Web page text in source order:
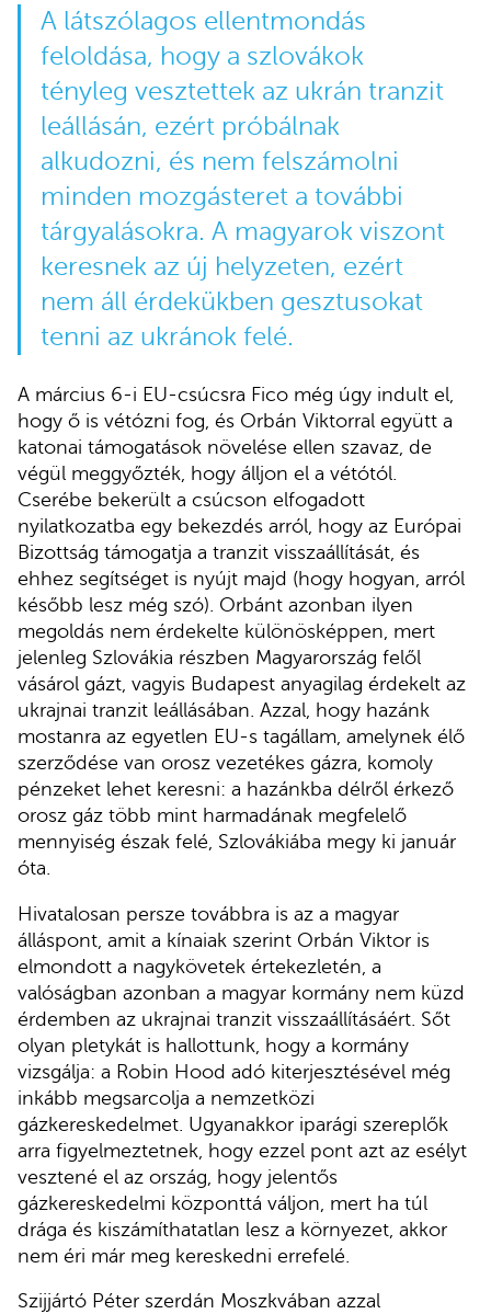
A látszólagos ellentmondás
feloldása, hogy a szlovákok
tényleg vesztettek az ukrán tranzit
leállásán, ezért próbálnak
alkudozni, és nem felszámolni
minden mozgásteret a további
tárgyalásokra. A magyarok viszont
keresnek az új helyzeten, ezért
nem áll érdekükben gesztusokat
tenni az ukránok felé.
A március 6-i EU-csúcsra Fico még úgy indult el,
hogy ő is vétózni fog, és Orbán Viktorral együtt a
katonai támogatások növelése ellen szavaz, de
végül meggyőzték, hogy álljon el a vétótól.
Cserébe bekerült a csúcson elfogadott
nyilatkozatba egy bekezdés arról, hogy az Európai
Bizottság támogatja a tranzit visszaállítását, és
ehhez segítséget is nyújt majd (hogy hogyan, arról
később lesz még szó). Orbánt azonban ilyen
megoldás nem érdekelte különösképpen, mert
jelenleg Szlovákia részben Magyarország felől
vásárol gázt, vagyis Budapest anyagilag érdekelt az
ukrajnai tranzit leállásában. Azzal, hogy hazánk
mostanra az egyetlen EU-s tagállam, amelynek élő
szerződése van orosz vezetékes gázra, komoly
pénzeket lehet keresni: a hazánkba délről érkező
orosz gáz több mint harmadának megfelelő
mennyiség észak felé, Szlovákiába megy ki január
óta.
Hivatalosan persze továbbra is az a magyar
álláspont, amit a kínaiak szerint Orbán Viktor is
elmondott a nagykövetek értekezletén, a
valóságban azonban a magyar kormány nem küzd
érdemben az ukrajnai tranzit visszaállításáért. Sőt
olyan pletykát is hallottunk, hogy a kormány
vizsgálja: a Robin Hood adó kiterjesztésével még
inkább megsarcolja a nemzetközi
gázkereskedelmet. Ugyanakkor iparági szereplők
arra figyelmeztetnek, hogy ezzel pont azt az esélyt
vesztené el az ország, hogy jelentős
gázkereskedelmi központtá váljon, mert ha túl
drága és kiszámíthatatlan lesz a környezet, akkor
nem éri már meg kereskedni errefelé.
Szijjártó Péter szerdán Moszkvában azzal